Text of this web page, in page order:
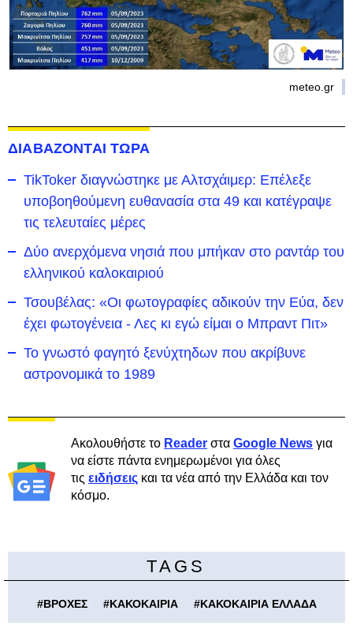
meteo.gr
ΔΙΑΒΑΖΟΝΤΑΙ ΤΩΡΑ
TikToker διαγνώστηκε με Αλτσχάιμερ: Επέλεξε
υποβοηθούμενη ευθανασία στα 49 και κατέγραψε
τις τελευταίες μέρες
Δύο ανερχόμενα νησιά που μπήκαν στο ραντάρ του
ελληνικού καλοκαιριού
Τσουβέλας: «Οι φωτογραφίες αδικούν την Εύα, δεν
έχει φωτογένεια - Λες κι εγώ είμαι ο Μπραντ Πιτ»
Το γνωστό φαγητό ξενύχτηδων που ακρίβυνε
αστρονομικά το 1989
Ακολουθήστε το Reader στα Google News για
να είστε πάντα ενημερωμένοι για όλες
τις ειδήσεις και τα νέα από την Ελλάδα και τον
κόσμο.
TAGS
#ΒΡΟΧΕΣ #ΚΑΚΟΚΑΙΡΙΑ #ΚΑΚΟΚΑΙΡΙΑ ΕΛΛΑΔΑ